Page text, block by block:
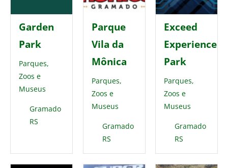
Garden
Park
Parques,
Zoos e
Museus
Gramado
RS
Parque
Vila da
Mônica
Parques,
Zoos e
Museus
Gramado
RS
Exceed
Experience
Park
Parques,
Zoos e
Museus
Gramado
RS